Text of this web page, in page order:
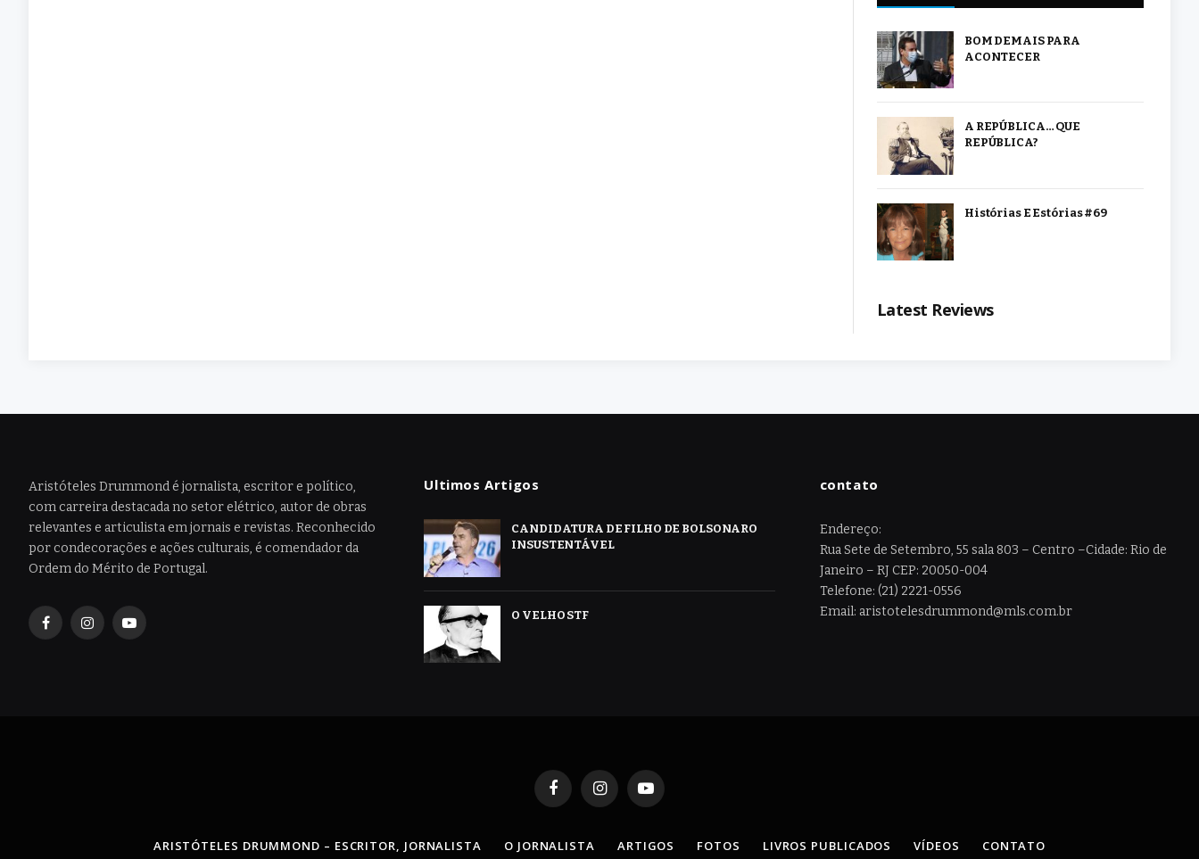
BOM DEMAIS PARA
ACONTECER
A REPÚBLICA… QUE
REPÚBLICA?
Histórias E Estórias #69
Latest Reviews
Aristóteles Drummond é jornalista, escritor e político,
com carreira destacada no setor elétrico, autor de obras
relevantes e articulista em jornais e revistas. Reconhecido
por condecorações e ações culturais, é comendador da
Ordem do Mérito de Portugal.
FacebookInstagramYouTube
Ultimos Artigos
CANDIDATURA DE FILHO DE BOLSONARO
INSUSTENTÁVEL
O VELHO STF
contato
Endereço:
Rua Sete de Setembro, 55 sala 803 – Centro –Cidade: Rio de
Janeiro – RJ CEP: 20050-004
Telefone: (21) 2221-0556
Email: aristotelesdrummond@mls.com.br
FacebookInstagramYouTube
ARISTÓTELES DRUMMOND – ESCRITOR, JORNALISTA O JORNALISTA ARTIGOS FOTOS LIVROS PUBLICADOS VÍDEOS CONTATO